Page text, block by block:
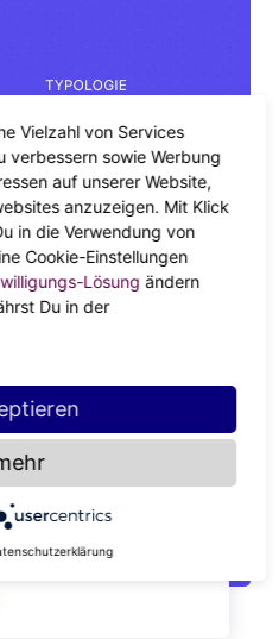
Vielzahl von Services
verbessern sowie Werbung
auf unserer Website,
anzuzeigen. Mit Klick
in die Verwendung von
Cookie-Einstellungen
Lösung ändern
Du in der